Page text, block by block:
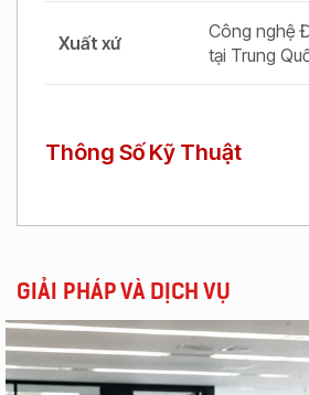
Xuất xứ
Công nghệ
tại Trung
Thông Số Kỹ Thuật
GIẢI PHÁP VÀ DỊCH VỤ